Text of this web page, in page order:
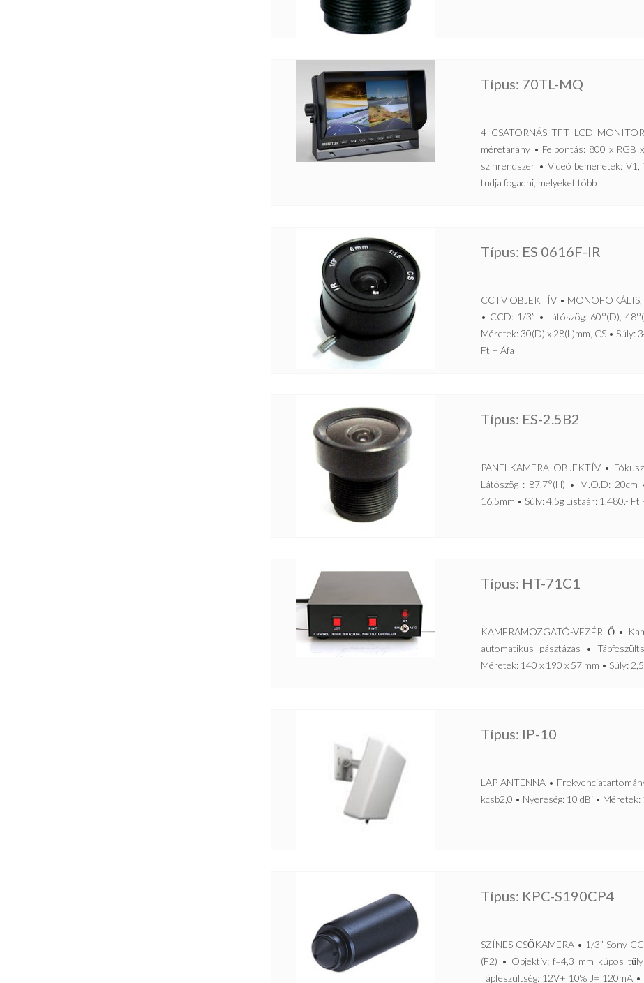
Típus: 70TL-MQ
4 CSATORNÁS TFT LCD
méretarány • Felbontás: 800 x RGB
színrendszer • Videó bemenetek:
tudja fogadni, melyeket több
Típus: ES 0616F-IR
CCTV OBJEKTÍV • MONOFOKÁLIS,
• CCD: 1/3” • Látószög: 60°(D),
Méretek: 30(D) x 28(L)mm, CS • Súly:
Ft + Áfa
Típus: ES-2.5B2
PANELKAMERA OBJEKTÍV •
Látószög : 87.7°(H) • M.O.D:
16.5mm • Súly: 4.5g Listaár: 1.480.- Ft
Típus: HT-71C1
KAMERAMOZGATÓ-VEZÉRLŐ •
automatikus pásztázás •
Méretek: 140 x 190 x 57 mm • Súly:
Típus: IP-10
LAP ANTENNA •
kcsb2,0 • Nyereség: 10 dBi •
Típus: KPC-S190CP4
SZÍNES CSŐKAMERA • 1/3” Sony
(F2) • Objektív: f=4,3 mm kúpos
Tápfeszültség: 12V+ 10% J= 120mA